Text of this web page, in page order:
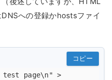
への登録かhostsファイ
コピー
page\n" >